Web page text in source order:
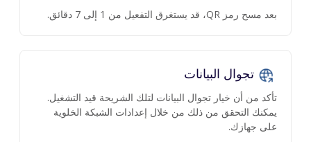
بعد مسح رمز QR، قد يستغرق التفعيل من 1 إلى 7 دقائق.
تجوال البيانات
تأكد من أن خيار تجوال البيانات لتلك الشريحة قيد التشغيل.
يمكنك التحقق من ذلك من خلال إعدادات الشبكة الخلوية
على جهازك.